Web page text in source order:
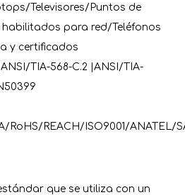
Televisores/Puntos de
para red/Teléfonos
y certificados
|ANSI/TIA-568-C.2 |ANSI/TIA-
RoHS/REACH/ISO9001/ANATEL/
que se utiliza con un